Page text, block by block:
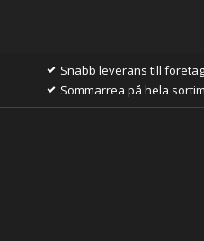
Snabb leverans till företag
Sommarrea på hela